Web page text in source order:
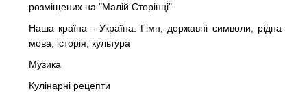
розміщених на "Малій Сторінці"
Наша країна - Україна. Гімн, державні символи, рідна
мова, історія, культура
Музика
Кулінарні рецепти